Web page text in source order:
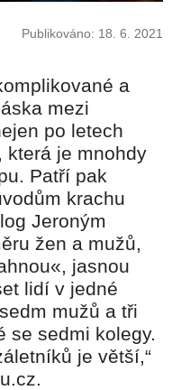
Publikováno: 18. 6. 2021
a
mezi
po letech
která je mnohdy
Patří pak
krachu
Jeroným
žen a mužů,
jasnou
lidí v jedné
mužů a tři
se sedmi kolegy.
je větší,“